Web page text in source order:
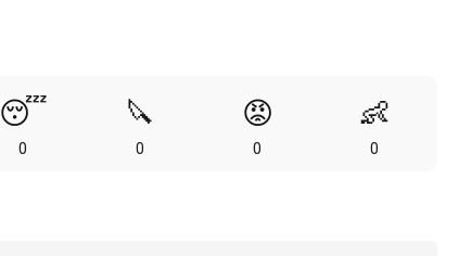
😴
0
🔪
0
😡
0
👶
0